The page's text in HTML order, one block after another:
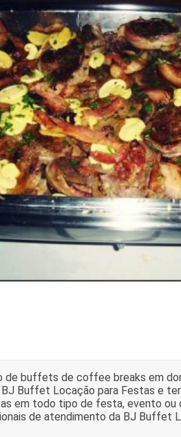
de buffets de coffee breaks em
Buffet Locação para Festas e
em todo tipo de festa, evento ou
de atendimento da BJ Buffet